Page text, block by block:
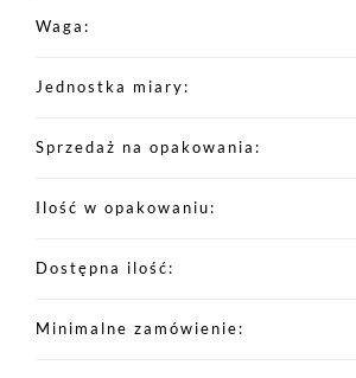
Waga
Jednostka miary
Sprzedaż na opakowania
Ilość w opakowaniu
Dostępna ilość
Minimalne zamówienie